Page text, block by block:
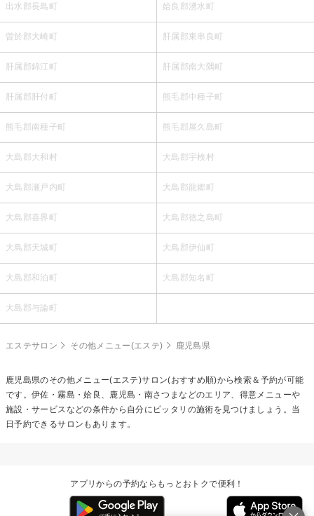
出水郡長島町 姶良郡湧水町
曽於郡大崎町 肝属郡東串良町
肝属郡錦江町 肝属郡南大隅町
肝属郡肝付町 熊毛郡中種子町
熊毛郡南種子町 熊毛郡屋久島町
大島郡大和村 大島郡宇検村
大島郡瀬戸内町 大島郡龍郷町
大島郡喜界町 大島郡徳之島町
大島郡天城町 大島郡伊仙町
大島郡和泊町 大島郡知名町
大島郡与論町
エステサロン その他メニュー(エステ) 鹿児島県
鹿児島県のその他メニュー(エステ)サロン(おすすめ順)から検索＆予約が可能
です。伊佐・霧島・姶良、鹿児島・南さつまなどのエリア、得意メニューや
施設・サービスなどの条件から自分にピッタリの施術を見つけましょう。当
日予約できるサロンもあります。
アプリからの予約ならもっとおトクで便利！